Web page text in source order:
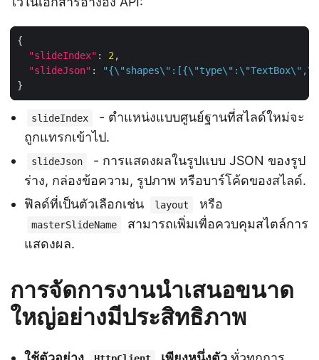
"slideIndex" : 2
"slideJson" :
slideIndex
- ตำแหน่งแบบศูนย์ฐานที่สไลด์ใหม่จะ
ถูกแทรกเข้าไป.
slideJson
- การแสดงผลในรูปแบบ JSON ของรูป
ร่าง, กล่องข้อความ, รูปภาพ หรือบาร์โค้ดของสไลด์.
ฟิลด์ที่เป็นตัวเลือกเช่น
layout หรือ
masterSlideName
สามารถเพิ่มเพื่อควบคุมสไตล์การ
แสดงผล.
การจัดการงานนำเสนอขนาด
ใหญ่อย่างมีประสิทธิภาพ